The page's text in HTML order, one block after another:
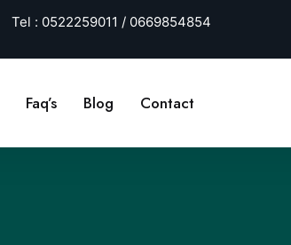
Tel : 0522259011 / 0669854854
Faq’s Blog Contact